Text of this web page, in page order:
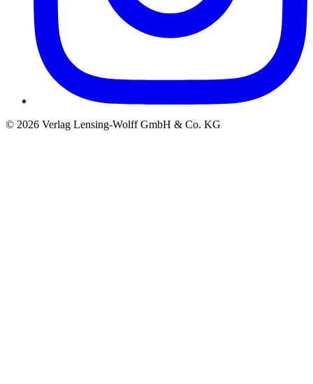
© 2026 Verlag Lensing-Wolff GmbH & Co. KG